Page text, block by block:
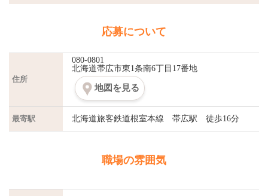
応募について
住所
080-0801
北海道帯広市東1条南6丁目17番地
地図を見る
最寄駅 北海道旅客鉄道根室本線 帯広駅 徒歩16分
職場の雰囲気